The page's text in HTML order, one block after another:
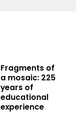
Fragments of
a mosaic: 225
years of
educational
experience